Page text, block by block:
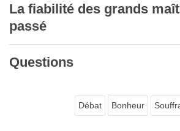
La fiabilité des grands
passé
Questions
Débat Bonheur